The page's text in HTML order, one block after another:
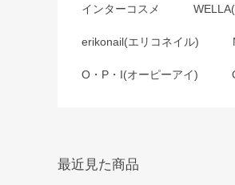
インターコスメ
erikonail(エリコネイル)
O・P・I(オーピーアイ)
最近見た商品